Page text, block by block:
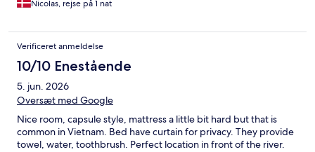
Nicolas, rejse på 1 nat
Verificeret anmeldelse
10/10 Enestående
5. jun. 2026
Oversæt med Google
Nice room, capsule style, mattress a little bit hard but that is
common in Vietnam. Bed have curtain for privacy. They provide
towel, water, toothbrush. Perfect location in front of the river.